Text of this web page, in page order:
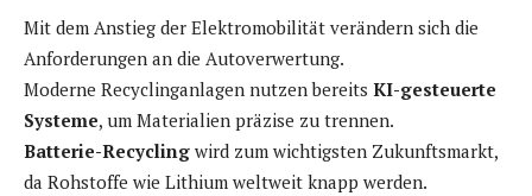
Mit dem Anstieg der Elektromobilität verändern sich die
Anforderungen an die Autoverwertung.
Moderne Recyclinganlagen nutzen bereits KI-gesteuerte
Systeme, um Materialien präzise zu trennen.
Batterie-Recycling wird zum wichtigsten Zukunftsmarkt,
da Rohstoffe wie Lithium weltweit knapp werden.